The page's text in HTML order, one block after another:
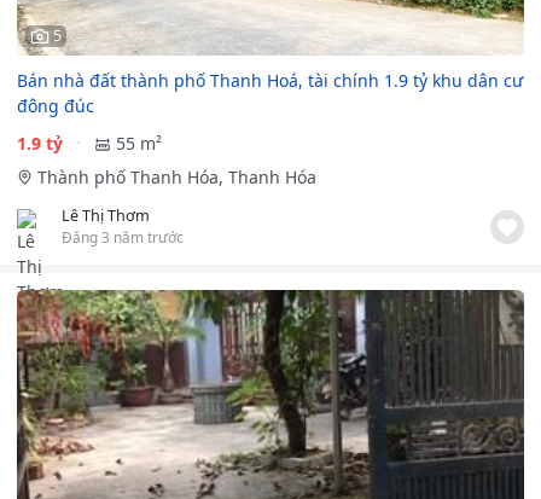
5
Bán nhà đất thành phố Thanh Hoá, tài chính 1.9 tỷ khu dân cư
đông đúc
1.9 tỷ
55 m²
Thành phố Thanh Hóa, Thanh Hóa
Lê Thị Thơm
Đăng 3 năm trước